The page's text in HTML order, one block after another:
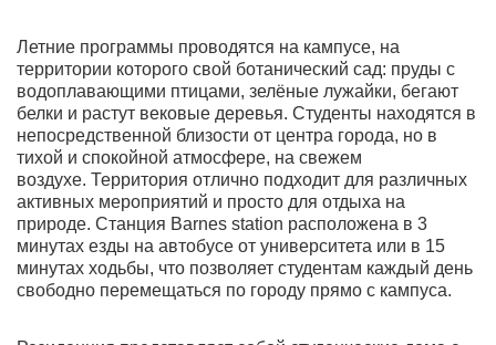
Летние программы проводятся на кампусе, на
территории которого свой ботанический сад: пруды с
водоплавающими птицами, зелёные лужайки, бегают
белки и растут вековые деревья. Студенты находятся в
непосредственной близости от центра города, но в
тихой и спокойной атмосфере, на свежем
воздухе. Территория отлично подходит для различных
активных мероприятий и просто для отдыха на
природе. Станция Barnes station расположена в 3
минутах езды на автобусе от университета или в 15
минутах ходьбы, что позволяет студентам каждый день
свободно перемещаться по городу прямо с кампуса.